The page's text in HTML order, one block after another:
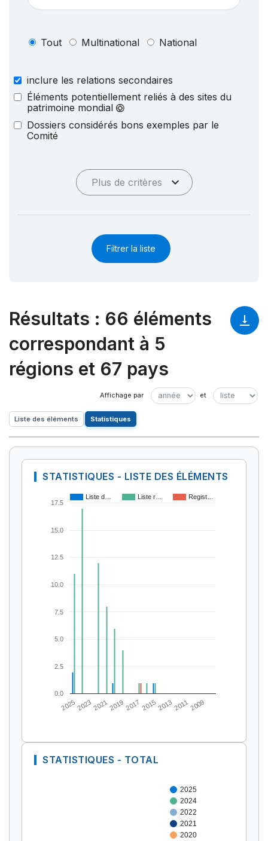
Tout Multinational National
inclure les relations secondaires
Éléments potentiellement reliés à des sites du
patrimoine mondial
Dossiers considérés bons exemples par le
Comité
Plus de critères
Filtrer la liste
Résultats : 66 éléments
correspondant à 5
régions et 67 pays
Liste des éléments Statistiques
STATISTIQUES - LISTE DES ÉLÉMENTS
Liste d… Liste r… Regist…
20252023202120192017 2015201320112009
0.0
2.5
5.0
7.5
10.0
12.5
15.0
17.5
STATISTIQUES - TOTAL
2025
2024
2022
2021
2020